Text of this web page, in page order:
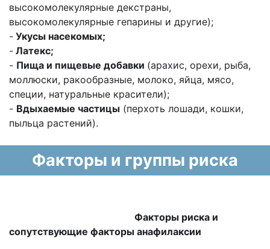
высокомолекулярные декстраны,
высокомолекулярные гепарины и другие);
- Укусы насекомых;
- Латекс;
- Пища и пищевые добавки (арахис, орехи, рыба,
моллюски, ракообразные, молоко, яйца, мясо,
специи, натуральные красители);
- Вдыхаемые частицы (перхоть лошади, кошки,
пыльца растений).
Факторы и группы риска
Факторы риска и
сопутствующие факторы анафилаксии